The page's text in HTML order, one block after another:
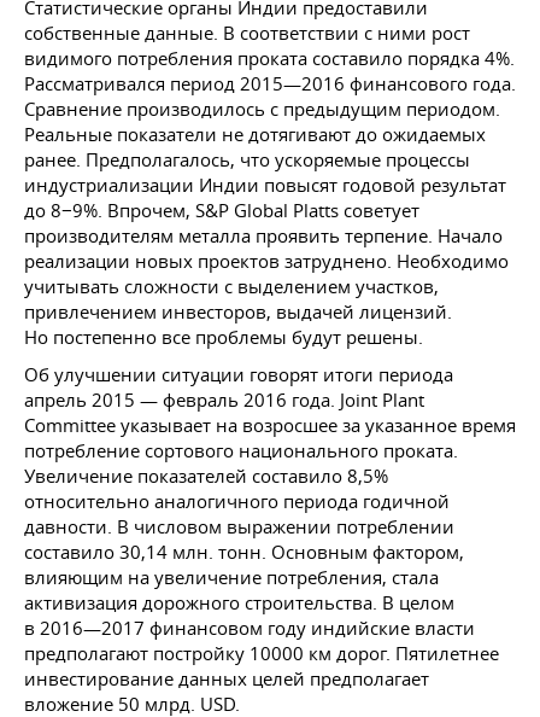
Статистические органы Индии предоставили
собственные данные. В соответствии с ними рост
видимого потребления проката составило порядка 4%.
Рассматривался период 2015—2016 финансового года.
Сравнение производилось с предыдущим периодом.
Реальные показатели не дотягивают до ожидаемых
ранее. Предполагалось, что ускоряемые процессы
индустриализации Индии повысят годовой результат
до 8−9%. Впрочем, S&P Global Platts советует
производителям металла проявить терпение. Начало
реализации новых проектов затруднено. Необходимо
учитывать сложности с выделением участков,
привлечением инвесторов, выдачей лицензий.
Но постепенно все проблемы будут решены.
Об улучшении ситуации говорят итоги периода
апрель 2015 — февраль 2016 года. Joint Plant
Committee указывает на возросшее за указанное время
потребление сортового национального проката.
Увеличение показателей составило 8,5%
относительно аналогичного периода годичной
давности. В числовом выражении потреблении
составило 30,14 млн. тонн. Основным фактором,
влияющим на увеличение потребления, стала
активизация дорожного строительства. В целом
в 2016—2017 финансовом году индийские власти
предполагают постройку 10000 км дорог. Пятилетнее
инвестирование данных целей предполагает
вложение 50 млрд. USD.